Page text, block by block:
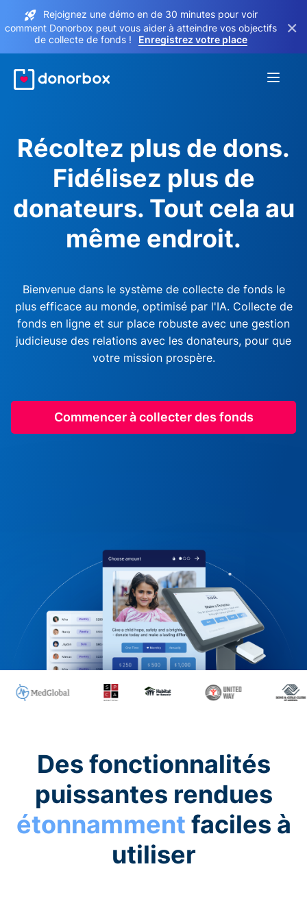
Rejoignez une démo en de 30 minutes pour voir
comment Donorbox peut vous aider à atteindre vos objectifs
de collecte de fonds !
Enregistrez votre place
×
Récoltez plus de dons.
Fidélisez plus de
donateurs. Tout cela au
même endroit.
Bienvenue dans le système de collecte de fonds le
plus efficace au monde, optimisé par l'IA. Collecte de
fonds en ligne et sur place robuste avec une gestion
judicieuse des relations avec les donateurs, pour que
votre mission prospère.
Commencer à collecter des fonds
Des fonctionnalités
puissantes rendues
étonnamment faciles à
utiliser